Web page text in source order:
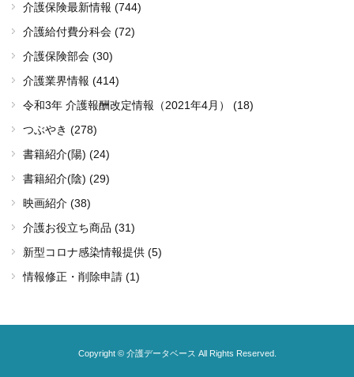
介護保険最新情報 (744)
介護給付費分科会 (72)
介護保険部会 (30)
介護業界情報 (414)
令和3年 介護報酬改定情報（2021年4月） (18)
つぶやき (278)
書籍紹介(陽) (24)
書籍紹介(陰) (29)
映画紹介 (38)
介護お役立ち商品 (31)
新型コロナ感染情報提供 (5)
情報修正・削除申請 (1)
Copyright © 介護データベース All Rights Reserved.